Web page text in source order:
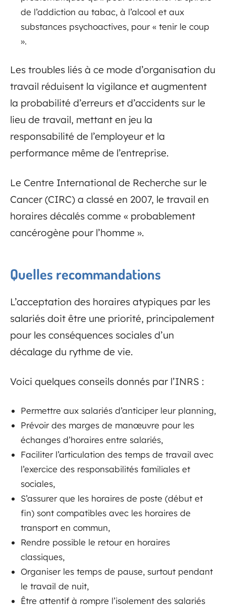
de l’addiction au tabac, à l’alcool et aux
substances psychoactives, pour « tenir le coup
».
Les troubles liés à ce mode d’organisation du
travail réduisent la vigilance et augmentent
la probabilité d’erreurs et d’accidents sur le
lieu de travail, mettant en jeu la
responsabilité de l’employeur et la
performance même de l’entreprise.
Le Centre International de Recherche sur le
Cancer (CIRC) a classé en 2007, le travail en
horaires décalés comme « probablement
cancérogène pour l’homme ».
Quelles recommandations
L’acceptation des horaires atypiques par les
salariés doit être une priorité, principalement
pour les conséquences sociales d’un
décalage du rythme de vie.
Voici quelques conseils donnés par l’INRS :
Permettre aux salariés d’anticiper leur planning,
Prévoir des marges de manœuvre pour les
échanges d’horaires entre salariés,
Faciliter l’articulation des temps de travail avec
l’exercice des responsabilités familiales et
sociales,
S’assurer que les horaires de poste (début et
fin) sont compatibles avec les horaires de
transport en commun,
Rendre possible le retour en horaires
classiques,
Organiser les temps de pause, surtout pendant
le travail de nuit,
Être attentif à rompre l’isolement des salariés